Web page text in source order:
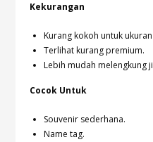
Kekurangan
Kurang kokoh untuk
Terlihat kurang premium.
Lebih mudah melengkung
Cocok Untuk
Souvenir sederhana.
Name tag.